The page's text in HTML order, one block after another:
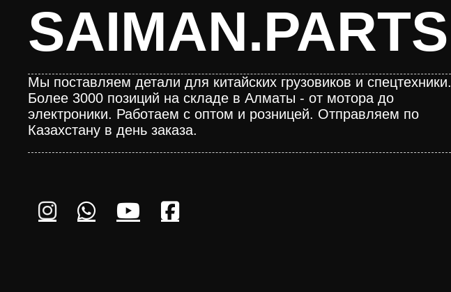
SAIMAN.PARTS
Мы поставляем детали для китайских грузовиков и спецтехники.
Более 3000 позиций на складе в Алматы - от мотора до
электроники. Работаем с оптом и розницей. Отправляем по
Казахстану в день заказа.